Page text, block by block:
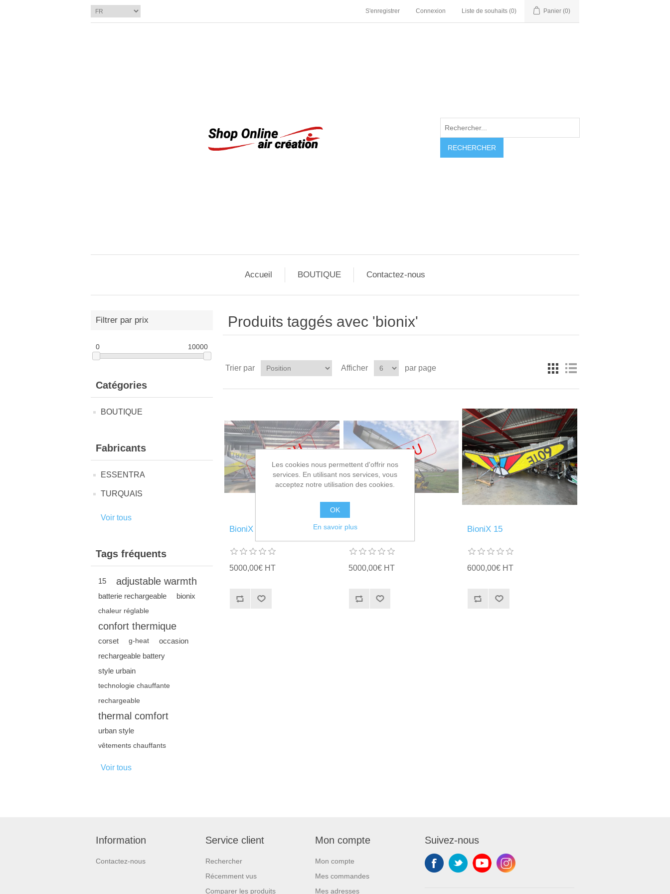
S'enregistrer Connexion Liste de souhaits (0) Panier (0)
RECHERCHER
Accueil BOUTIQUE Contactez-nous
Filtrer par prix
0 10000
Catégories
BOUTIQUE
Fabricants
ESSENTRA
TURQUAIS
Voir tous
Tags fréquents
15 adjustable warmth
batterie rechargeable bionix
chaleur réglable
confort thermique
corset g-heat
occasion
rechargeable battery
style urbain
technologie chauffante
rechargeable
thermal comfort
urban style
vêtements chauffants
Voir tous
Produits taggés avec 'bionix'
Trier par Afficher par page
BioniX 15
5000,00€ HT
BioniX 15
5000,00€ HT
BioniX 15
6000,00€ HT
Information
Contactez-nous
Service client
Rechercher
Récemment vus
Comparer les produits
Mon compte
Mon compte
Mes commandes
Mes adresses
Suivez-nous
Les cookies nous permettent d'offrir nos
services. En utilisant nos services, vous
acceptez notre utilisation des cookies.
OK
En savoir plus